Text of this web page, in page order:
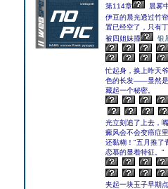
第114章
晨雾
伊豆的晨光透过竹
置已经空了，只有
被四姐妹撞
银
忙起身，换上昨天
色的长发——显然是
藏起一个秘密。
光立刻追了上去，
癜风会不会变癌症
还黏糊！"五月推了
恋慕的显着特征。"
夹起一块玉子早期